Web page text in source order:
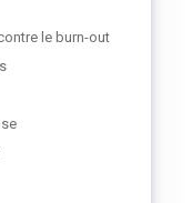
le burn-out